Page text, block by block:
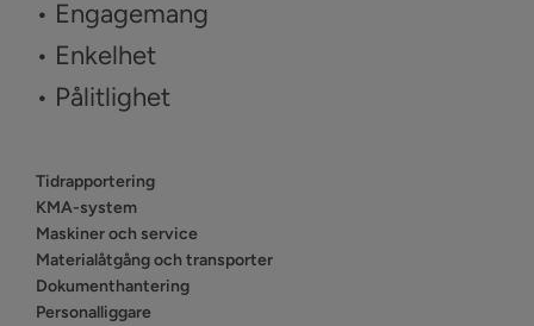
• Engagemang
• Enkelhet
• Pålitlighet
Tidrapportering
KMA-system
Maskiner och service
Materialåtgång och transporter
Dokumenthantering
Personalliggare